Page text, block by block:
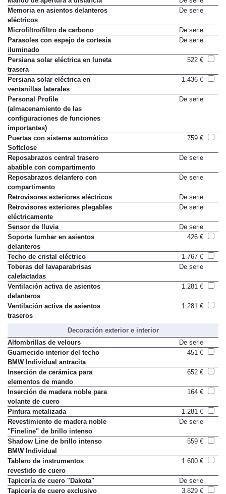
Mando de apertura a distancia
De serie
Memoria en asientos delanteros
eléctricos
Microfiltro/filtro de carbono
De serie
Parasoles con espejo de cortesía
iluminado
Persiana solar eléctrica en luneta
trasera
Persiana solar eléctrica en
ventanillas laterales
Personal Profile
(almacenamiento de las
configuraciones de funciones
importantes)
Puertas con sistema automático
Softclose
Reposabrazos central trasero
abatible con compartimento
Reposabrazos delantero con
compartimento
Retrovisores exteriores eléctricos
De serie
Retrovisores exteriores plegables
eléctricamente
Sensor de lluvia
De serie
Soporte lumbar en asientos
delanteros
Techo de cristal eléctrico
1.767 €
Toberas del lavaparabrisas
calefactadas
Ventilación activa de asientos
delanteros
Ventilación activa de asientos
Decoración exterior e interior
Alfombrillas de velours
De serie
Guarnecido interior del techo
BMW Individual antracita
Inserción de cerámica para
elementos de mando
Inserción de madera noble para
volante de cuero
Pintura metalizada
1.281 €
Revestimiento de madera noble
"Fineline" de brillo intenso
Shadow Line de brillo intenso
BMW Individual
Tablero de instrumentos
revestido de cuero
Tapicería de cuero "Dakota"
De serie